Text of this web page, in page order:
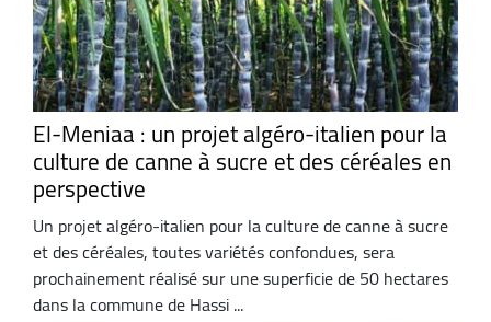
El-Meniaa : un projet algéro-italien pour la
culture de canne à sucre et des céréales en
perspective
Un projet algéro-italien pour la culture de canne à sucre
et des céréales, toutes variétés confondues, sera
prochainement réalisé sur une superficie de 50 hectares
dans la commune de Hassi ...